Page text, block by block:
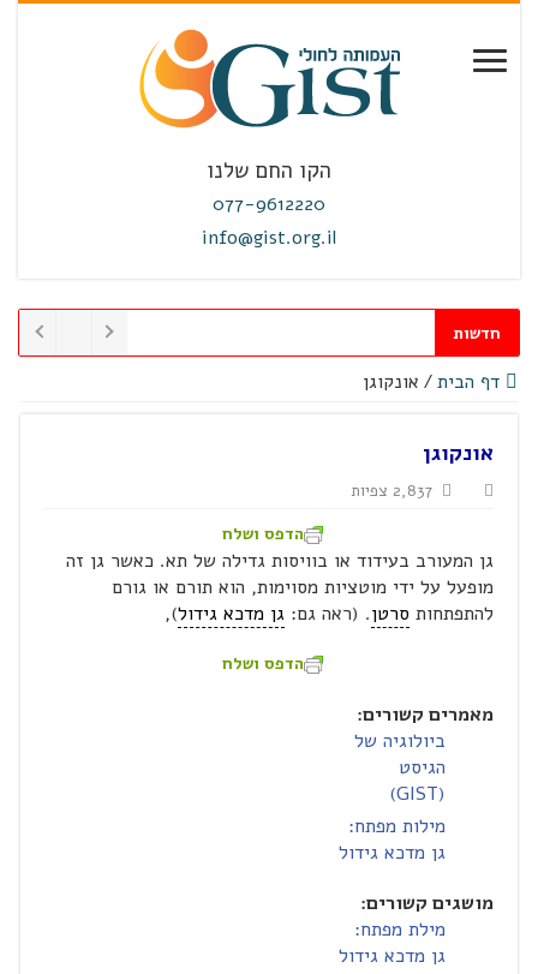
הקו החם שלנו
077-9612220
info@gist.org.il
חדשות
דף הבית/ אונקוגן
אונקוגן
2,837 צפיות
הדפס ושלח
גן המעורב בעידוד או בוויסות גדילה של תא. כאשר גן זה
מופעל על ידי מוטציות מסוימות, הוא תורם או גורם
להתפתחות סרטן. (ראה גם: גן מדכא גידול),
הדפס ושלח
מאמרים קשורים:
ביולוגיה של
הגיסט
(GIST)
מילות מפתח:
גן מדכא גידול
מושגים קשורים:
מילת מפתח:
גן מדכא גידול